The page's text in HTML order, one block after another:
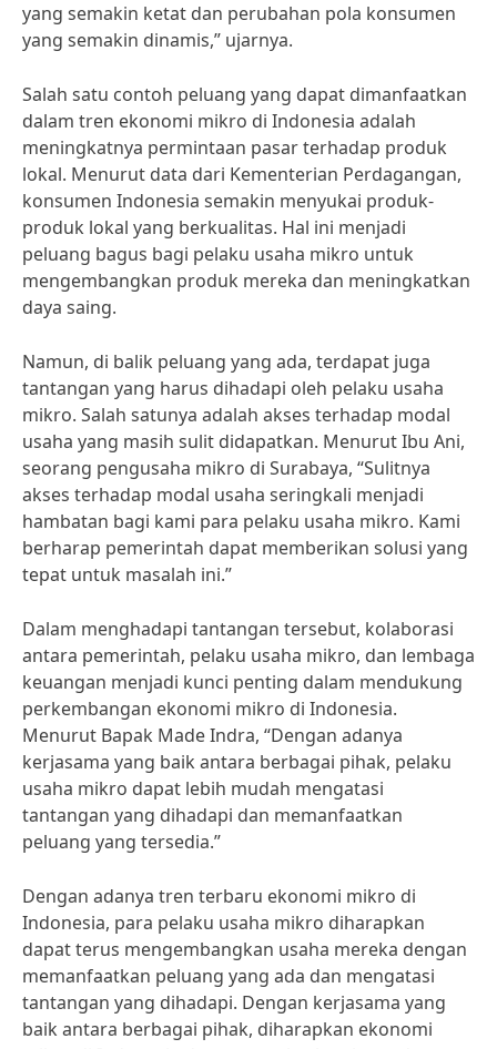
yang semakin ketat dan perubahan pola konsumen
yang semakin dinamis,” ujarnya.
Salah satu contoh peluang yang dapat dimanfaatkan
dalam tren ekonomi mikro di Indonesia adalah
meningkatnya permintaan pasar terhadap produk
lokal. Menurut data dari Kementerian Perdagangan,
konsumen Indonesia semakin menyukai produk-
produk lokal yang berkualitas. Hal ini menjadi
peluang bagus bagi pelaku usaha mikro untuk
mengembangkan produk mereka dan meningkatkan
daya saing.
Namun, di balik peluang yang ada, terdapat juga
tantangan yang harus dihadapi oleh pelaku usaha
mikro. Salah satunya adalah akses terhadap modal
usaha yang masih sulit didapatkan. Menurut Ibu Ani,
seorang pengusaha mikro di Surabaya, “Sulitnya
akses terhadap modal usaha seringkali menjadi
hambatan bagi kami para pelaku usaha mikro. Kami
berharap pemerintah dapat memberikan solusi yang
tepat untuk masalah ini.”
Dalam menghadapi tantangan tersebut, kolaborasi
antara pemerintah, pelaku usaha mikro, dan lembaga
keuangan menjadi kunci penting dalam mendukung
perkembangan ekonomi mikro di Indonesia.
Menurut Bapak Made Indra, “Dengan adanya
kerjasama yang baik antara berbagai pihak, pelaku
usaha mikro dapat lebih mudah mengatasi
tantangan yang dihadapi dan memanfaatkan
peluang yang tersedia.”
Dengan adanya tren terbaru ekonomi mikro di
Indonesia, para pelaku usaha mikro diharapkan
dapat terus mengembangkan usaha mereka dengan
memanfaatkan peluang yang ada dan mengatasi
tantangan yang dihadapi. Dengan kerjasama yang
baik antara berbagai pihak, diharapkan ekonomi